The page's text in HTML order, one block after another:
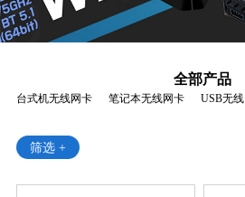
全部产品
台式机无线网卡 笔记本无线网卡 USB无
筛选 +